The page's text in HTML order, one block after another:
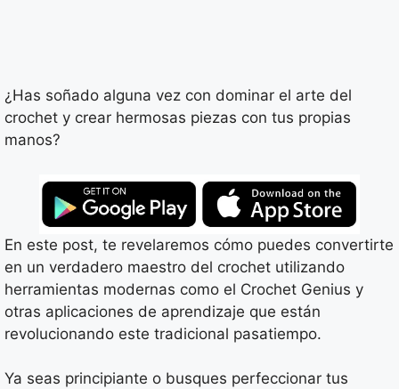
¿Has soñado alguna vez con dominar el arte del
crochet y crear hermosas piezas con tus propias
manos?
En este post, te revelaremos cómo puedes convertirte
en un verdadero maestro del crochet utilizando
herramientas modernas como el Crochet Genius y
otras aplicaciones de aprendizaje que están
revolucionando este tradicional pasatiempo.
Ya seas principiante o busques perfeccionar tus